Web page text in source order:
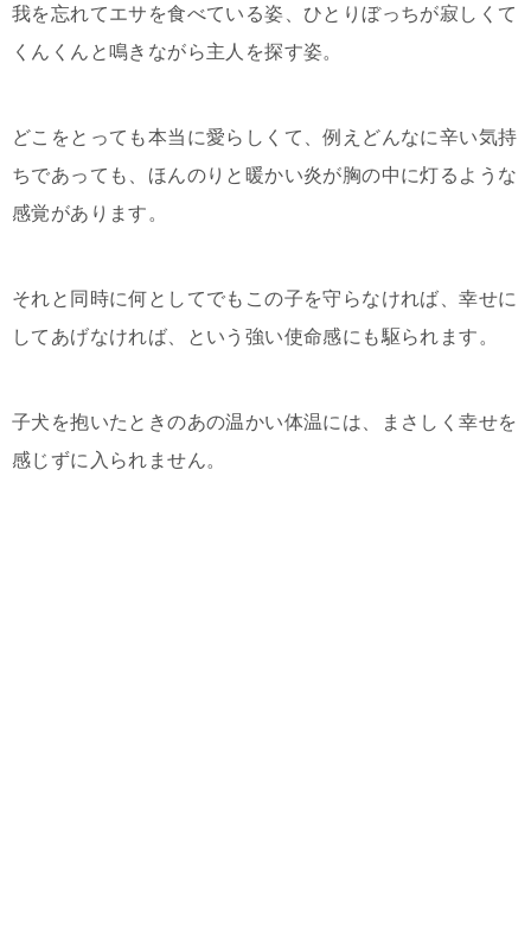
我を忘れてエサを食べている姿、ひとりぼっちが寂しくて
くんくんと鳴きながら主人を探す姿。
どこをとっても本当に愛らしくて、例えどんなに辛い気持
ちであっても、ほんのりと暖かい炎が胸の中に灯るような
感覚があります。
それと同時に何としてでもこの子を守らなければ、幸せに
してあげなければ、という強い使命感にも駆られます。
子犬を抱いたときのあの温かい体温には、まさしく幸せを
感じずに入られません。